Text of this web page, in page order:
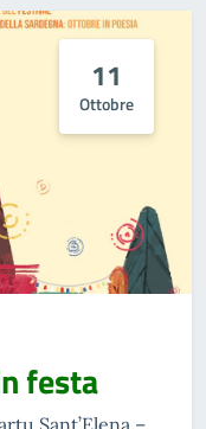
11
Ottobre
festa
Sant’Elena –